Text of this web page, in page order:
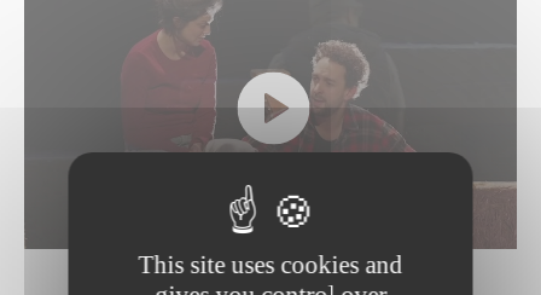
This site uses cookies and